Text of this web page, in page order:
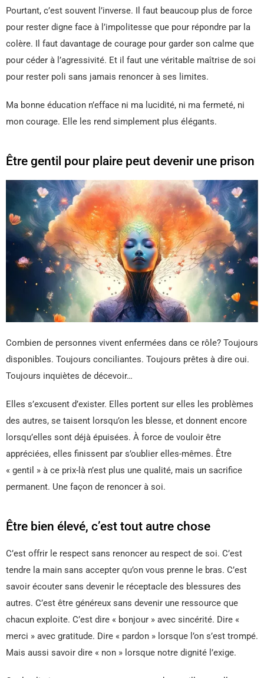
Pourtant, c’est souvent l’inverse. Il faut beaucoup plus de force
pour rester digne face à l’impolitesse que pour répondre par la
colère. Il faut davantage de courage pour garder son calme que
pour céder à l’agressivité. Et il faut une véritable maîtrise de soi
pour rester poli sans jamais renoncer à ses limites.
Ma bonne éducation n’efface ni ma lucidité, ni ma fermeté, ni
mon courage. Elle les rend simplement plus élégants.
Être gentil pour plaire peut devenir une prison
Combien de personnes vivent enfermées dans ce rôle? Toujours
disponibles. Toujours conciliantes. Toujours prêtes à dire oui.
Toujours inquiètes de décevoir…
Elles s’excusent d’exister. Elles portent sur elles les problèmes
des autres, se taisent lorsqu’on les blesse, et donnent encore
lorsqu’elles sont déjà épuisées. À force de vouloir être
appréciées, elles finissent par s’oublier elles-mêmes. Être
« gentil » à ce prix-là n’est plus une qualité, mais un sacrifice
permanent. Une façon de renoncer à soi.
Être bien élevé, c’est tout autre chose
C’est offrir le respect sans renoncer au respect de soi. C’est
tendre la main sans accepter qu’on vous prenne le bras. C’est
savoir écouter sans devenir le réceptacle des blessures des
autres. C’est être généreux sans devenir une ressource que
chacun exploite. C’est dire « bonjour » avec sincérité. Dire «
merci » avec gratitude. Dire « pardon » lorsque l’on s’est trompé.
Mais aussi savoir dire « non » lorsque notre dignité l’exige.